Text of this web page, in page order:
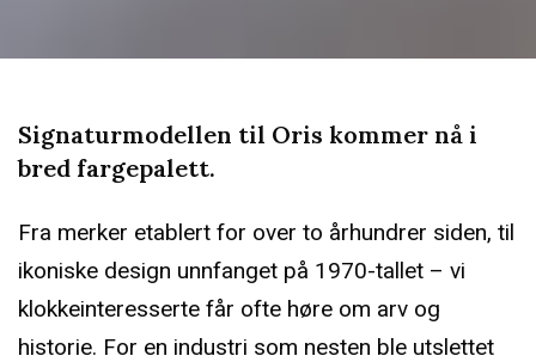
Signaturmodellen til Oris kommer nå i
bred fargepalett.
Fra merker etablert for over to århundrer siden, til
ikoniske design unnfanget på 1970-tallet – vi
klokkeinteresserte får ofte høre om arv og
historie. For en industri som nesten ble utslettet